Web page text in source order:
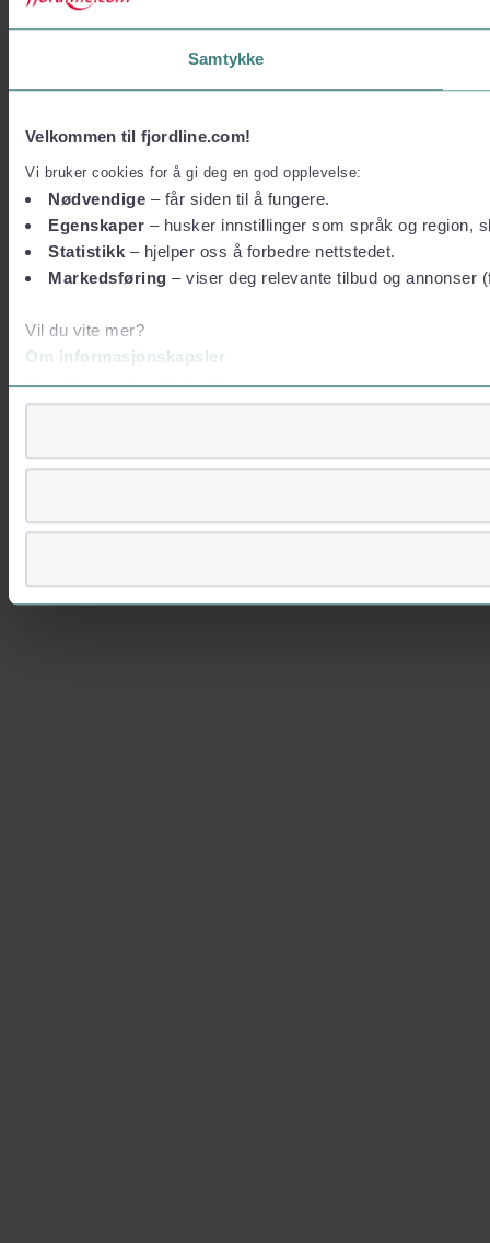
Samtykke
Velkommen til fjordline.com!
Vi bruker cookies for å gi deg en god opplevelse:
Nødvendige – får siden til å fungere.
Egenskaper – husker innstillinger som språk og region,
Statistikk – hjelper oss å forbedre nettstedet.
Markedsføring – viser deg relevante tilbud og annonser
Vil du vite mer?
Om informasjonskapsler
Googles retningslinjer for personvern
Vi lagrer aldri informasjon gjennom cookies som direkte